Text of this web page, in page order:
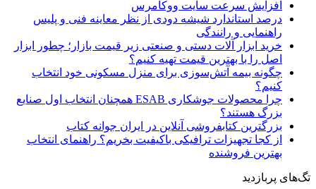
افزایش سرعت سایت ووکامرس
درصد استاندارد شیشه دودی از نظر معاینه فنی و پلیس
راهنمایی و رانندگی
خرید ابزار آلات دستی و صنعتی زیر قیمت بازار؛ چطور ابزار
اصل را با بهترین قیمت تهیه کنیم؟
چگونه بیمه آتش‌سوزی برای منزل مسکونی خود انتخاب
کنیم؟
چرا محصولات جوشکاری ESAB همچنان انتخاب اول صنایع
بزرگ هستند؟
بزرگترین کتابفروشی آنلاین در ایران جوانه کتاب
از کجا تجهیزات ترافیکی باکیفیت بخریم؟ راهنمای انتخاب
بهترین فروشنده
تگ‌های پربازدید